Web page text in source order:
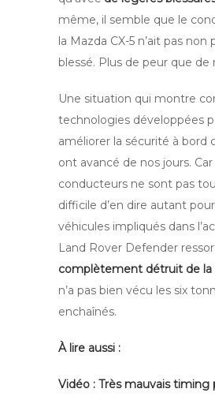
même, il semble que le
la Mazda CX-5 n’ait pas non
blessé. Plus de peur que de
Une situation qui montre
technologies développées
améliorer la sécurité à bord
ont avancé de nos jours. Car
conducteurs ne sont pas
difficile d’en dire autant
véhicules impliqués dans
Land Rover Defender
complètement détruit de la
n’a pas bien vécu les six
enchaînés.
À lire aussi :
Vidéo : Très mauvais